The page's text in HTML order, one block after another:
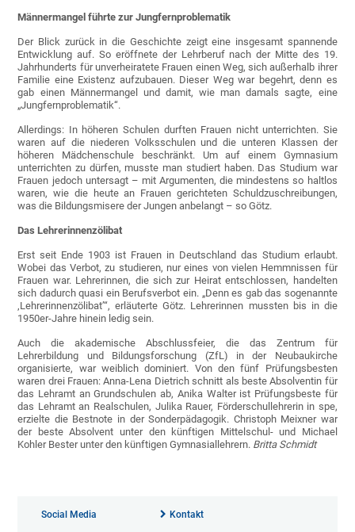
Männermangel führte zur Jungfernproblematik
Der Blick zurück in die Geschichte zeigt eine insgesamt spannende
Entwicklung auf. So eröffnete der Lehrberuf nach der Mitte des 19.
Jahrhunderts für unverheiratete Frauen einen Weg, sich außerhalb ihrer
Familie eine Existenz aufzubauen. Dieser Weg war begehrt, denn es
gab einen Männermangel und damit, wie man damals sagte, eine
„Jungfernproblematik“.
Allerdings: In höheren Schulen durften Frauen nicht unterrichten. Sie
waren auf die niederen Volksschulen und die unteren Klassen der
höheren Mädchenschule beschränkt. Um auf einem Gymnasium
unterrichten zu dürfen, musste man studiert haben. Das Studium war
Frauen jedoch untersagt – mit Argumenten, die mindestens so haltlos
waren, wie die heute an Frauen gerichteten Schuldzuschreibungen,
was die Bildungsmisere der Jungen anbelangt – so Götz.
Das Lehrerinnenzölibat
Erst seit Ende 1903 ist Frauen in Deutschland das Studium erlaubt.
Wobei das Verbot, zu studieren, nur eines von vielen Hemmnissen für
Frauen war. Lehrerinnen, die sich zur Heirat entschlossen, handelten
sich dadurch quasi ein Berufsverbot ein. „Denn es gab das sogenannte
‚Lehrerinnenzölibat’“, erläuterte Götz. Lehrerinnen mussten bis in die
1950er-Jahre hinein ledig sein.
Auch die akademische Abschlussfeier, die das Zentrum für
Lehrerbildung und Bildungsforschung (ZfL) in der Neubaukirche
organisierte, war weiblich dominiert. Von den fünf Prüfungsbesten
waren drei Frauen: Anna-Lena Dietrich schnitt als beste Absolventin für
das Lehramt an Grundschulen ab, Anika Walter ist Prüfungsbeste für
das Lehramt an Realschulen, Julika Rauer, Förderschullehrerin in spe,
erzielte die Bestnote in der Sonderpädagogik. Christoph Meixner war
der beste Absolvent unter den künftigen Mittelschul- und Michael
Kohler Bester unter den künftigen Gymnasiallehrern. Britta Schmidt
Social Media Kontakt